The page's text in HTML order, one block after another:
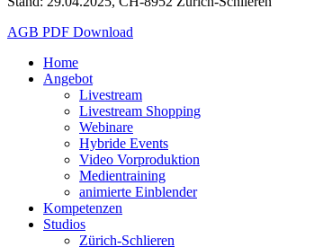
AGB PDF Download
Home
Angebot
Livestream
Livestream Shopping
Webinare
Hybride Events
Video Vorproduktion
Medientraining
animierte Einblender
Kompetenzen
Studios
Zürich-Schlieren